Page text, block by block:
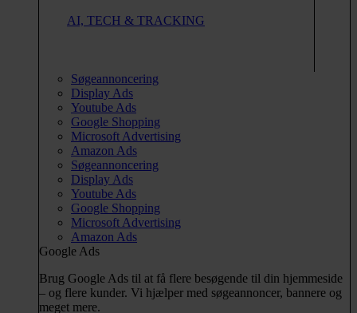
AI, TECH & TRACKING
Søgeannoncering
Display Ads
Youtube Ads
Google Shopping
Microsoft Advertising
Amazon Ads
Søgeannoncering
Display Ads
Youtube Ads
Google Shopping
Microsoft Advertising
Amazon Ads
Google Ads
Brug Google Ads til at få flere besøgende til din hjemmeside
– og flere kunder. Vi hjælper med søgeannoncer, bannere og
meget mere.